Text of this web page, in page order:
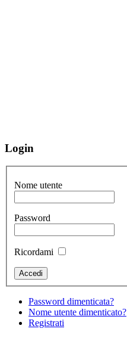
Login
Nome utente
Password
Ricordami
Password dimenticata?
Nome utente dimenticato?
Registrati